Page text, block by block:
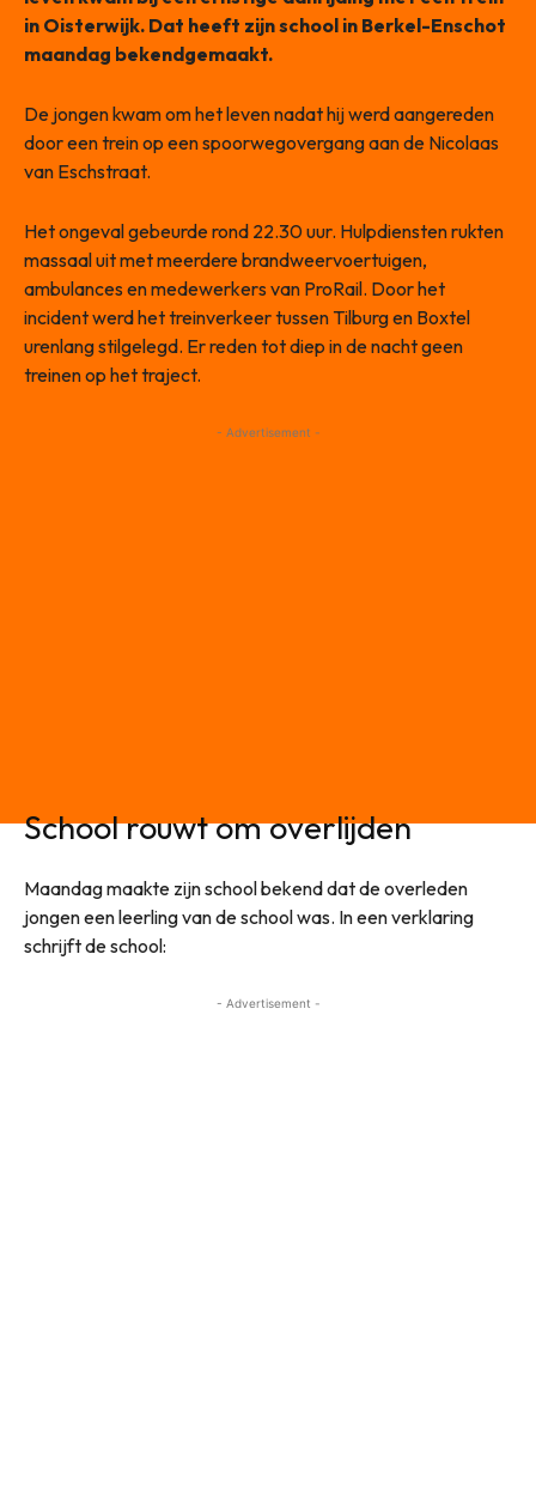
in Oisterwijk. Dat heeft zijn school in Berkel-Enschot
maandag bekendgemaakt.
De jongen kwam om het leven nadat hij werd aangereden
door een trein op een spoorwegovergang aan de Nicolaas
van Eschstraat.
Het ongeval gebeurde rond 22.30 uur. Hulpdiensten rukten
massaal uit met meerdere brandweervoertuigen,
ambulances en medewerkers van ProRail. Door het
incident werd het treinverkeer tussen Tilburg en Boxtel
urenlang stilgelegd. Er reden tot diep in de nacht geen
treinen op het traject.
- Advertisement -
School rouwt om overlijden
Maandag maakte zijn school bekend dat de overleden
jongen een leerling van de school was. In een verklaring
schrijft de school:
- Advertisement -